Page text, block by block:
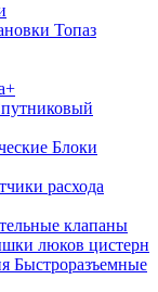
Топаз
Блоки
расхода
клапаны
люков цистерн
Быстроразъемные